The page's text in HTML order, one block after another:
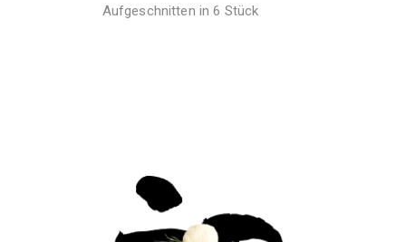
Aufgeschnitten in 6 Stück